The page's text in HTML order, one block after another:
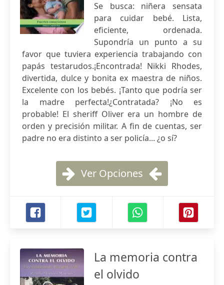
Se busca: niñera sensata
para cuidar bebé. Lista,
eficiente, ordenada.
Supondría un punto a su
favor que tuviera experiencia trabajando con
papás testarudos.¡Encontrada! Nikki Rhodes,
divertida, dulce y bonita ex maestra de niños.
Excelente con los bebés. ¡Tanto que podría ser
la madre perfecta!¿Contratada? ¡No es
probable! El sheriff Oliver era un hombre de
orden y precisión militar. A fin de cuentas, ser
padre no era distinto a ser policía... ¿o sí?
Ver Opciones
La memoria contra
el olvido